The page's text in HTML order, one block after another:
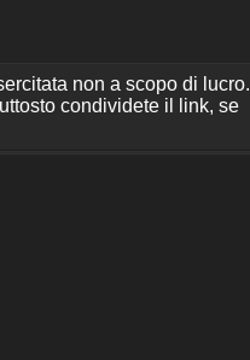
non a scopo di lucro.
condividete il link, se